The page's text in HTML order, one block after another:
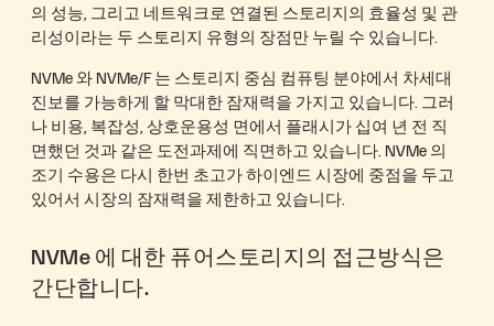
의 성능, 그리고 네트워크로 연결된 스토리지의 효율성 및 관
리성이라는 두 스토리지 유형의 장점만 누릴 수 있습니다.
NVMe 와 NVMe/F 는 스토리지 중심 컴퓨팅 분야에서 차세대
진보를 가능하게 할 막대한 잠재력을 가지고 있습니다. 그러
나 비용, 복잡성, 상호운용성 면에서 플래시가 십여 년 전 직
면했던 것과 같은 도전과제에 직면하고 있습니다. NVMe 의
조기 수용은 다시 한번 초고가 하이엔드 시장에 중점을 두고
있어서 시장의 잠재력을 제한하고 있습니다.
NVMe 에 대한 퓨어스토리지의 접근방식은
간단합니다.